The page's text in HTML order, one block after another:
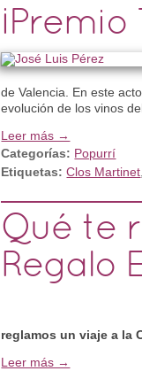
de Valencia. En este
evolución de los vinos
Leer más →
Categorías: Popurrí
Etiquetas: Clos Martinet
Qué te
Regalo
reglamos un viaje a la
Leer más →